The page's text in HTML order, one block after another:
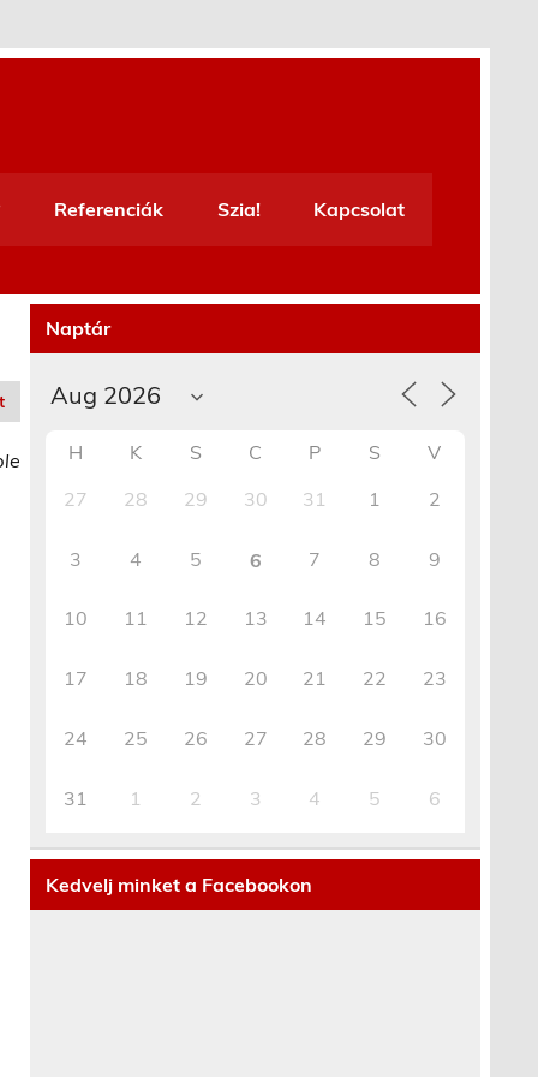
Referenciák Szia! Kapcsolat
Naptár
H K S C P S
V
27
28 29 30 31 1 2
3 4 5 6 7 8 9
10 11 12 13 14 15 16
17 18 19 20 21 22 23
24 25 26 27 28 29 30
31 1 2 3 4 5 6
Kedvelj minket a Facebookon